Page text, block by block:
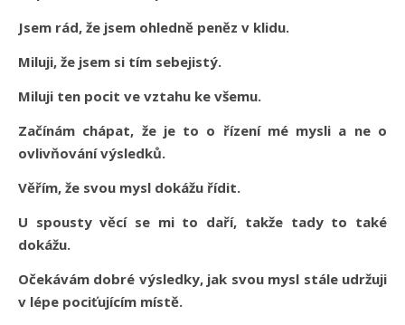
Jsem rád, že jsem ohledně peněz v klidu.
Miluji, že jsem si tím sebejistý.
Miluji ten pocit ve vztahu ke všemu.
Začínám chápat, že je to o řízení mé mysli a ne o
ovlivňování výsledků.
Věřím, že svou mysl dokážu řídit.
U spousty věcí se mi to daří, takže tady to také
dokážu.
Očekávám dobré výsledky, jak svou mysl stále udržuji
v lépe pociťujícím místě.